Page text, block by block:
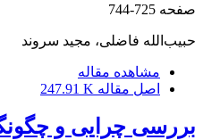
صفحه 725-744
حبیب‌الله فاضلی، مجید سروند
مشاهده مقاله
اصل مقاله 247.91 K
بررسی چرایی و